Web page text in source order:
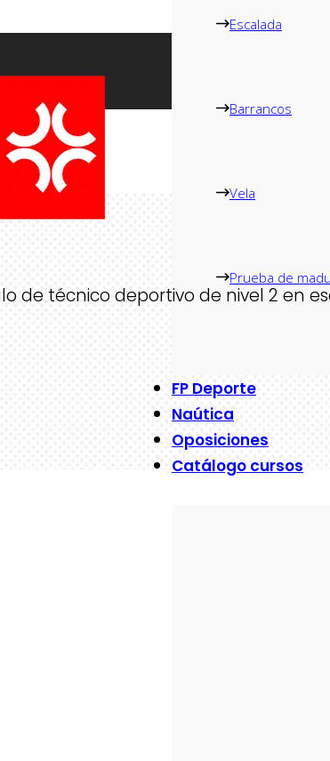
Escalada
Barrancos
Vela
Prueba de
FP Deporte
Naútica
Oposiciones
Catálogo cursos
de técnico deportivo de nivel 2 en